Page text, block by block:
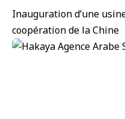
Inauguration d’une
coopération de la Chine